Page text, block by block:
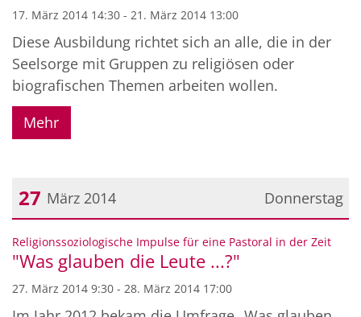
17. März 2014 14:30 - 21. März 2014 13:00
Diese Ausbildung richtet sich an alle, die in der
Seelsorge mit Gruppen zu religiösen oder
biografischen Themen arbeiten wollen.
Mehr
Donnerstag
27 März 2014
Datum: 27. März 2014
Religionssoziologische Impulse für eine Pastoral in der Zeit:
"Was glauben die Leute ...?"
27. März 2014 9:30 - 28. März 2014 17:00